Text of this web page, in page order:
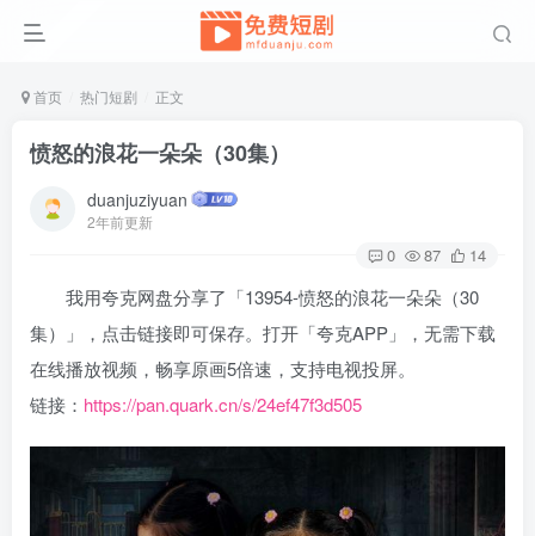
首页 热门短剧 正文
愤怒的浪花一朵朵（30集）
duanjuziyuan
2年前更新
0 87 14
我用夸克网盘分享了「13954-愤怒的浪花一朵朵（30
集）」，点击链接即可保存。打开「夸克APP」，无需下载
在线播放视频，畅享原画5倍速，支持电视投屏。
链接： https://pan.quark.cn/s/24ef47f3d505